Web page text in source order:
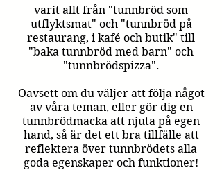
varit allt från "tunnbröd som
utflyktsmat" och "tunnbröd på
restaurang, i kafé och butik" till
"baka tunnbröd med barn" och
"tunnbrödspizza".
Oavsett om du väljer att följa något
av våra teman, eller gör dig en
tunnbrödmacka att njuta på egen
hand, så är det ett bra tillfälle att
reflektera över tunnbrödets alla
goda egenskaper och funktioner!